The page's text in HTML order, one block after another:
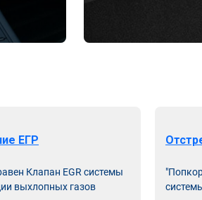
ЕГР
Клапан EGR системы
выхлопных газов